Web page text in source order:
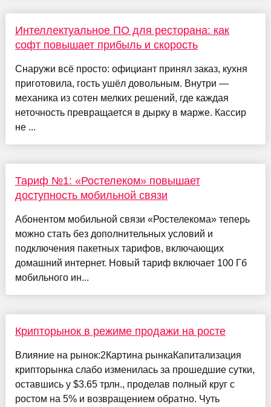
Интеллектуальное ПО для ресторана: как
софт повышает прибыль и скорость
Снаружи всё просто: официант принял заказ, кухня
приготовила, гость ушёл довольным. Внутри —
механика из сотен мелких решений, где каждая
неточность превращается в дырку в марже. Кассир
не ...
Тариф №1: «Ростелеком» повышает
доступность мобильной связи
Абонентом мобильной связи «Ростелекома» теперь
можно стать без дополнительных условий и
подключения пакетных тарифов, включающих
домашний интернет. Новый тариф включает 100 Гб
мобильного ин...
Крипторынок в режиме продажи на росте
Влияние на рынок:2Картина рынкаКапитализация
крипторынка слабо изменилась за прошедшие сутки,
оставшись у $3.65 трлн., проделав полный круг с
ростом на 5% и возвращением обратно. Чуть